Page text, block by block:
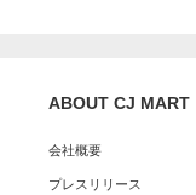
ABOUT CJ MART
会社概要
プレスリリース